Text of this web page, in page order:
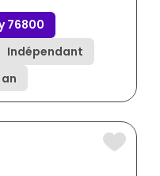
76800
Indépendant